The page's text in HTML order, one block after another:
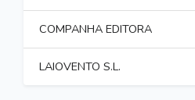
COMPANHA EDITORA
LAIOVENTO S.L.